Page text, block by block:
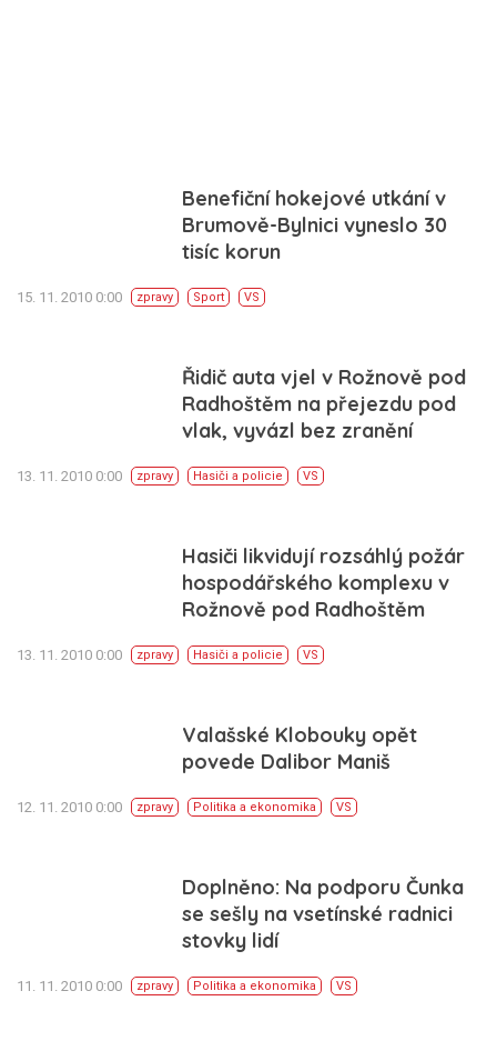
Benefiční hokejové utkání v
Brumově-Bylnici vyneslo 30
tisíc korun
15. 11. 2010 0:00 zpravy Sport VS
Řidič auta vjel v Rožnově pod
Radhoštěm na přejezdu pod
vlak, vyvázl bez zranění
13. 11. 2010 0:00 zpravy Hasiči a policie VS
Hasiči likvidují rozsáhlý požár
hospodářského komplexu v
Rožnově pod Radhoštěm
13. 11. 2010 0:00 zpravy Hasiči a policie VS
Valašské Klobouky opět
povede Dalibor Maniš
12. 11. 2010 0:00 zpravy Politika a ekonomika VS
Doplněno: Na podporu Čunka
se sešly na vsetínské radnici
stovky lidí
11. 11. 2010 0:00 zpravy Politika a ekonomika VS